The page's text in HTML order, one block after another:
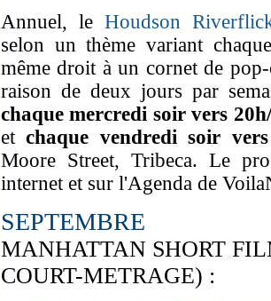
Annuel, leHoudson
selon un thème variant
même droit à un cornet de
raison de deux jours par
chaque mercredi soir vers
etchaque vendredi soir
Moore Street, Tribeca. Le
internet et sur l'Agenda de
SEPTEMBRE
MANHATTAN SHORT
COURT-METRAGE) :